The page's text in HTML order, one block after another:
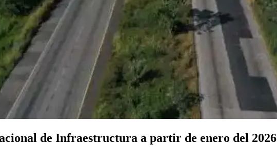
de Infraestructura a partir de enero del 2026